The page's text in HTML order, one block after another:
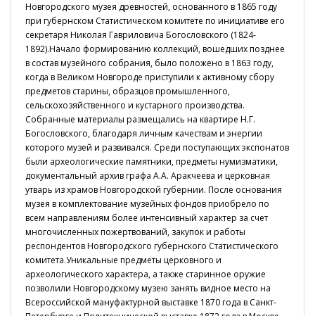
Новгородского музея древностей, основанного в 1865 году
при губернском Статистическом комитете по инициативе его
секретаря Николая Гавриловича Богословского (1824-
1892).Начало формированию коллекций, вошедших позднее
в состав музейного собрания, было положено в 1863 году,
когда в Великом Новгороде приступили к активному сбору
предметов старины, образцов промышленного,
сельскохозяйственного и кустарного производства.
Собранные материалы размещались на квартире Н.Г.
Богословского, благодаря личным качествам и энергии
которого музей и развивался. Среди поступающих экспонатов
были археологические памятники, предметы нумизматики,
документальный архив графа А.А. Аракчеева и церковная
утварь из храмов Новгородской губернии. После основания
музея в комплектование музейных фондов приобрело по
всем направлениям более интенсивный характер за счет
многочисленных пожертвований, закупок и работы
респондентов Новгородского губернского Статистического
комитета.Уникальные предметы церковного и
археологического характера, а также старинное оружие
позволили Новгородскому музею занять видное место на
Всероссийской мануфактурной выставке 1870 года в Санкт-